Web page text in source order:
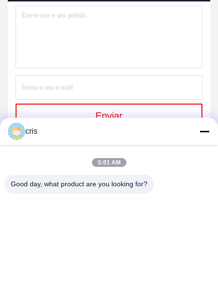
Enviar
cris
5:01 AM
Good day, what product are you looking for?